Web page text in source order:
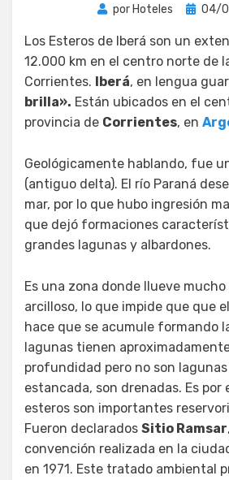
por Hoteles 04/
Los Esteros de Iberá son un
12.000 km en el centro norte de
Corrientes. Iberá, en lengua
brilla». Están ubicados en el
provincia de Corrientes, en
Geológicamente hablando, fue
(antiguo delta). El río Paraná
mar, por lo que hubo ingresión
que dejó formaciones
grandes lagunas y albardones.
Es una zona donde llueve mucho
arcilloso, lo que impide que que
hace que se acumule formando
lagunas tienen
profundidad pero no son
estancada, son drenadas. Es por
esteros son importantes
Fueron declarados Sitio Ramsar
convención realizada en la
en 1971. Este tratado ambiental